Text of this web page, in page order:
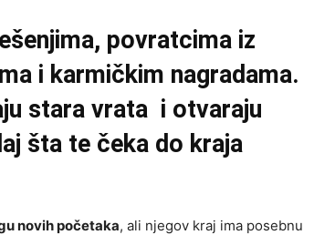
povratcima iz
i karmičkim nagradama.
stara vrata i otvaraju
šta te čeka do kraja
novih početaka, ali njegov kraj ima posebnu